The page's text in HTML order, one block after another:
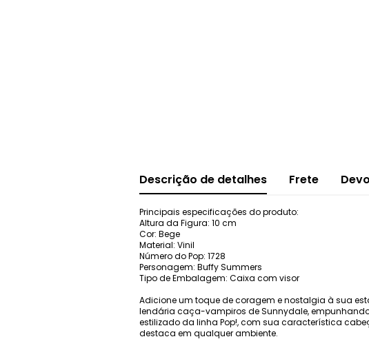
Descrição de detalhes Frete
Principais especificações do produto:
Altura da Figura: 10 cm
Cor: Bege
Material: Vinil
Número do Pop: 1728
Personagem: Buffy Summers
Tipo de Embalagem: Caixa com visor
Adicione um toque de coragem e nostalgia à sua
lendária caça-vampiros de Sunnydale,
estilizado da linha Pop!, com sua característica
destaca em qualquer ambiente.